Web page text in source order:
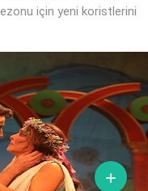
için yeni koristlerini
